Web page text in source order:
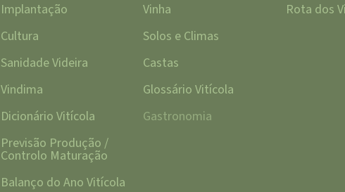
Implantação
Cultura
Sanidade Videira
Vindima
Dicionário Vitícola
Previsão Produção /
Controlo Maturação
Balanço do Ano Vitícola
Vinha
Solos e Climas
Castas
Glossário Vitícola
Gastronomia
Rota dos